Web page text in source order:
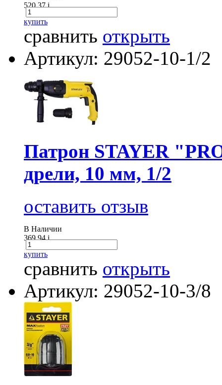
520.37i
купить
сравнить открыть
Артикул: 29052-10-1/2
Патрон STAYER
дрели, 10 мм, 1/2
оставить отзыв
В Наличии
369.94i
купить
сравнить открыть
Артикул: 29052-10-3/8